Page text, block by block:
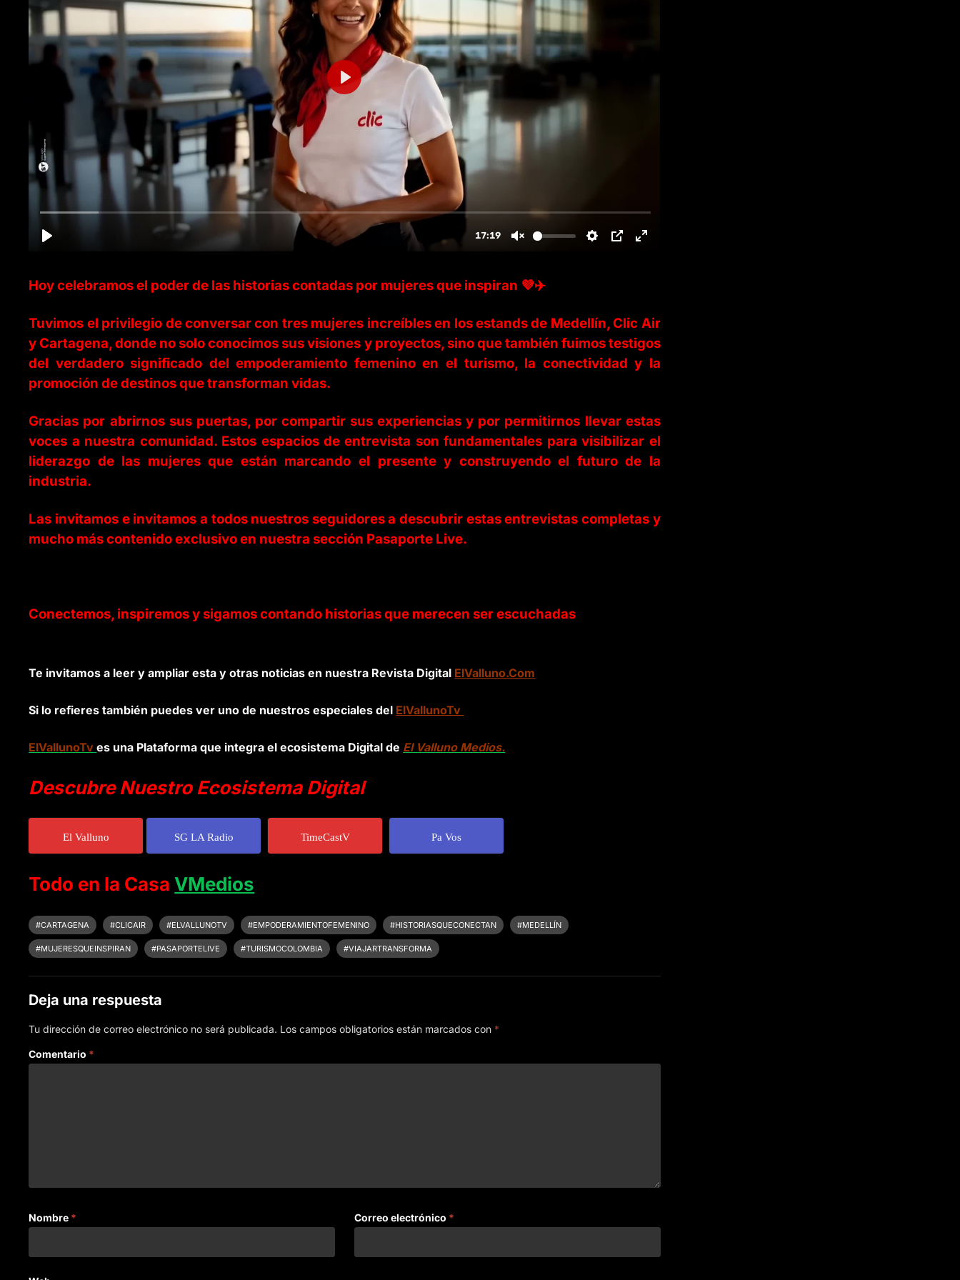
Hoy celebramos el poder de las historias contadas por mujeres que inspiran 💜✈️
Tuvimos el privilegio de conversar con tres mujeres increíbles en los estands de Medellín, Clic Air
y Cartagena, donde no solo conocimos sus visiones y proyectos, sino que también fuimos testigos
del verdadero significado del empoderamiento femenino en el turismo, la conectividad y la
promoción de destinos que transforman vidas.
Gracias por abrirnos sus puertas, por compartir sus experiencias y por permitirnos llevar estas
voces a nuestra comunidad. Estos espacios de entrevista son fundamentales para visibilizar el
liderazgo de las mujeres que están marcando el presente y construyendo el futuro de la
industria.
Las invitamos e invitamos a todos nuestros seguidores a descubrir estas entrevistas completas y
mucho más contenido exclusivo en nuestra sección Pasaporte Live.
Conectemos, inspiremos y sigamos contando historias que merecen ser escuchadas
Te invitamos a leer y ampliar esta y otras noticias en nuestra Revista Digital ElValluno.Com
Si lo refieres también puedes ver uno de nuestros especiales del ElVallunoTv
ElVallunoTves una Plataforma que integra el ecosistema Digital de El Valluno Medios.
Descubre Nuestro Ecosistema Digital
El Valluno SG LA Radio TimeCastV Pa Vos
Todo en la CasaVMedios
#CARTAGENA #CLICAIR #ELVALLUNOTV #EMPODERAMIENTOFEMENINO #HISTORIASQUECONECTAN #MEDELLÍN
#MUJERESQUEINSPIRAN #PASAPORTELIVE #TURISMOCOLOMBIA #VIAJARTRANSFORMA
Deja una respuesta
Tu dirección de correo electrónico no será publicada. Los campos obligatorios están marcados con *
Comentario *
Nombre * Correo electrónico *